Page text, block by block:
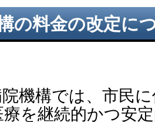
の料金の改定に
機構では、市民
を継続的かつ安